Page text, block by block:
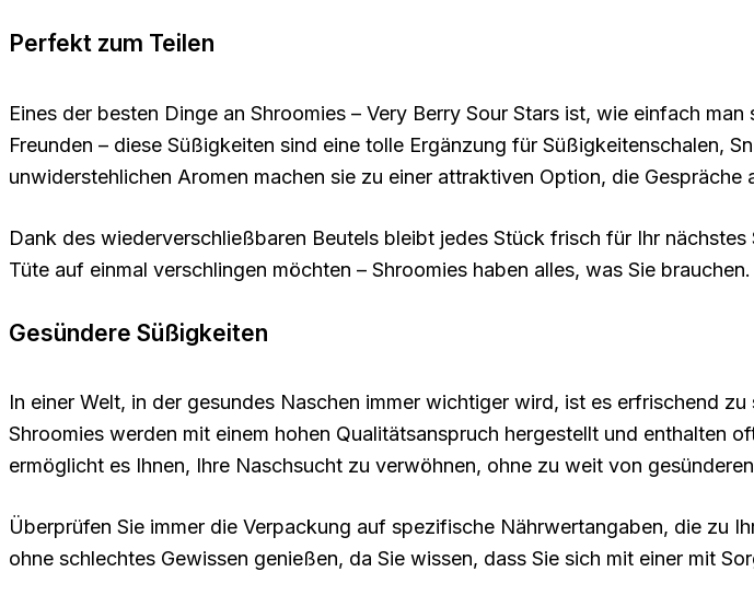
Perfekt zum Teilen
Eines der besten Dinge an Shroomies – Very Berry Sour Stars ist, wie einfach
Freunden – diese Süßigkeiten sind eine tolle Ergänzung für Süßigkeitenschalen,
unwiderstehlichen Aromen machen sie zu einer attraktiven Option, die Gespräche
Dank des wiederverschließbaren Beutels bleibt jedes Stück frisch für Ihr
Tüte auf einmal verschlingen möchten – Shroomies haben alles, was Sie brauchen.
Gesündere Süßigkeiten
In einer Welt, in der gesundes Naschen immer wichtiger wird, ist es erfrischend
Shroomies werden mit einem hohen Qualitätsanspruch hergestellt und enthalten
ermöglicht es Ihnen, Ihre Naschsucht zu verwöhnen, ohne zu weit von
Überprüfen Sie immer die Verpackung auf spezifische Nährwertangaben, die zu
ohne schlechtes Gewissen genießen, da Sie wissen, dass Sie sich mit einer mit